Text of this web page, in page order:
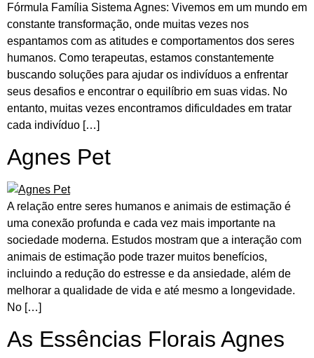
Fórmula Família Sistema Agnes: Vivemos em um mundo em
constante transformação, onde muitas vezes nos
espantamos com as atitudes e comportamentos dos seres
humanos. Como terapeutas, estamos constantemente
buscando soluções para ajudar os indivíduos a enfrentar
seus desafios e encontrar o equilíbrio em suas vidas. No
entanto, muitas vezes encontramos dificuldades em tratar
cada indivíduo […]
Agnes Pet
A relação entre seres humanos e animais de estimação é
uma conexão profunda e cada vez mais importante na
sociedade moderna. Estudos mostram que a interação com
animais de estimação pode trazer muitos benefícios,
incluindo a redução do estresse e da ansiedade, além de
melhorar a qualidade de vida e até mesmo a longevidade.
No […]
As Essências Florais Agnes